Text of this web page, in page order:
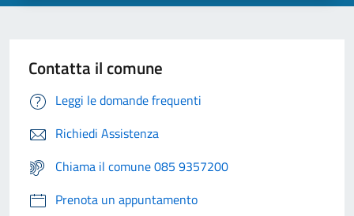
Contatta il comune
Leggi le domande frequenti
Richiedi Assistenza
Chiama il comune 085 9357200
Prenota un appuntamento